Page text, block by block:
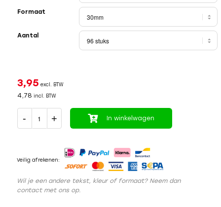
Formaat
Aantal
3,95 excl. BTW
4,78 incl. BTW
In winkelwagen
Veilig afrekenen:
Wil je een andere tekst, kleur of formaat? Neem dan
contact met ons op.